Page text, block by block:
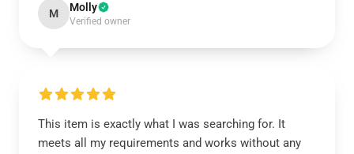
M Molly
Verified owner
This item is exactly what I was searching for. It
meets all my requirements and works without any